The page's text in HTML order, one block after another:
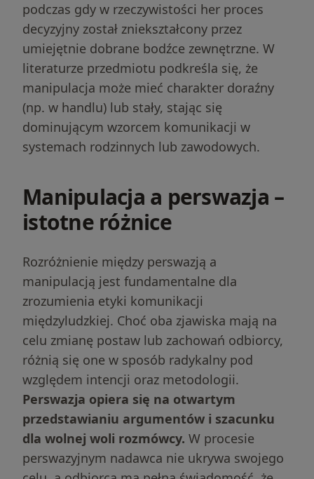
podczas gdy w rzeczywistości her proces
decyzyjny został zniekształcony przez
umiejętnie dobrane bodźce zewnętrzne. W
literaturze przedmiotu podkreśla się, że
manipulacja może mieć charakter doraźny
(np. w handlu) lub stały, stając się
dominującym wzorcem komunikacji w
systemach rodzinnych lub zawodowych.
Manipulacja a perswazja –
istotne różnice
Rozróżnienie między perswazją a
manipulacją jest fundamentalne dla
zrozumienia etyki komunikacji
międzyludzkiej. Choć oba zjawiska mają na
celu zmianę postaw lub zachowań odbiorcy,
różnią się one w sposób radykalny pod
względem intencji oraz metodologii.
Perswazja opiera się na otwartym
przedstawianiu argumentów i szacunku
dla wolnej woli rozmówcy. W procesie
perswazyjnym nadawca nie ukrywa swojego